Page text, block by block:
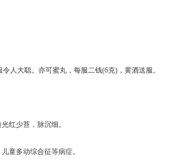
人大聪。亦可蜜丸，每服二钱(6克)，黄酒送服。
红少苔，脉沉细。
童多动综合征等病症。